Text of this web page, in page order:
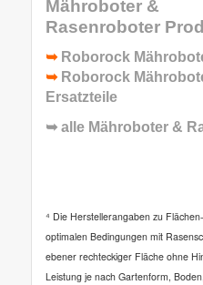
Mähroboter &
Rasenroboter
➥ Roborock
➥ Roborock
Ersatzteile
➥ alle Mähroboter &
⁴ Die Herstellerangaben zu
optimalen Bedingungen mit
ebener rechteckiger Fläche ohne
Leistung je nach Gartenform,